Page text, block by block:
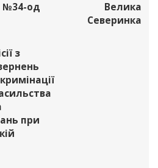
№34-од
Велика
Северинка
з
при